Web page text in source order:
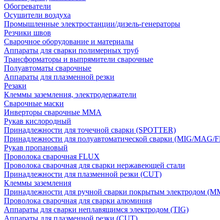
Обогреватели
Осушители воздуха
Промышленные электростанции/дизель-генераторы
Резчики швов
Сварочное оборудование и материалы
Аппараты для сварки полимерных труб
Трансформаторы и выпрямители сварочные
Полуавтоматы сварочные
Аппараты для плазменной резки
Резаки
Клеммы заземления, электродержатели
Сварочные маски
Инверторы сварочные ММА
Рукав кислородный
Принадлежности для точечной сварки (SPOTTER)
Принадлежности для полуавтоматической сварки (MIG/MAG/
Рукав пропановый
Проволока сварочная FLUX
Проволока сварочная для сварки нержавеющей стали
Принадлежности для плазменной резки (CUT)
Клеммы заземления
Принадлежности для ручной сварки покрытым электродом
Проволока сварочная для сварки алюминия
Аппараты для сварки неплавящимся электродом (TIG)
Аппараты для плазменной резки (CUT)